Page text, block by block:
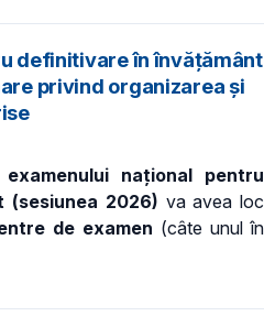
definitivare în învățământ
privind organizarea și
național pentru
(sesiunea 2026) va avea loc
de examen (câte unul în